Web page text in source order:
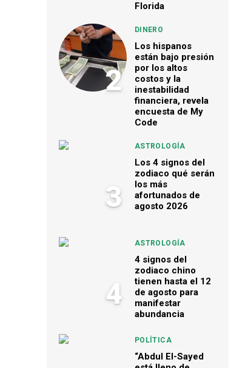
Florida
2
DINERO
Los hispanos
están bajo presión
por los altos
costos y la
inestabilidad
financiera, revela
encuesta de My
Code
3
ASTROLOGÍA
Los 4 signos del
zodiaco qué serán
los más
afortunados de
agosto 2026
4
ASTROLOGÍA
4 signos del
zodiaco chino
tienen hasta el 12
de agosto para
manifestar
abundancia
POLÍTICA
“Abdul El-Sayed